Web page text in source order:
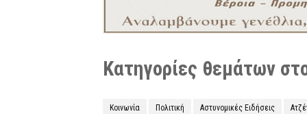
Κατηγορίες θεμάτων
Κοινωνία Πολιτική Αστυνομικές Ειδήσεις